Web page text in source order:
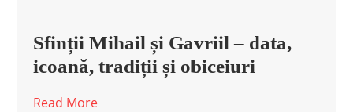
Sfinții Mihail și Gavriil – data,
icoană, tradiții și obiceiuri
Read More